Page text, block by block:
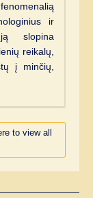
ir
slopina
reikalų,
į minčių,
to view all